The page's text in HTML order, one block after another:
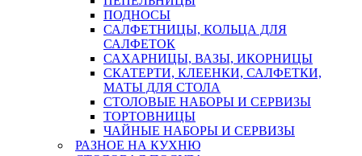
ПОДНОСЫ
САЛФЕТНИЦЫ, КОЛЬЦА ДЛЯ
САЛФЕТОК
САХАРНИЦЫ, ВАЗЫ, ИКОРНИЦЫ
СКАТЕРТИ, КЛЕЕНКИ, САЛФЕТКИ,
МАТЫ ДЛЯ СТОЛА
СТОЛОВЫЕ НАБОРЫ И СЕРВИЗЫ
ТОРТОВНИЦЫ
ЧАЙНЫЕ НАБОРЫ И СЕРВИЗЫ
РАЗНОЕ НА КУХНЮ